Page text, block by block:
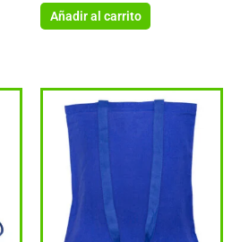
Añadir al carrito